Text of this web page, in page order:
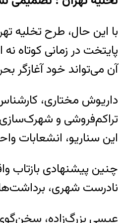
با این حال، طرح تخلیه
پایتخت در زمانی کوتاه
آن می‌تواند خود آغازگر
تراکم‌فروشی و
این سناریو، انشعابات
چنین پیشنهادی بازتاب
نادرست شهری،
عیسی بزرگ‌زاده،